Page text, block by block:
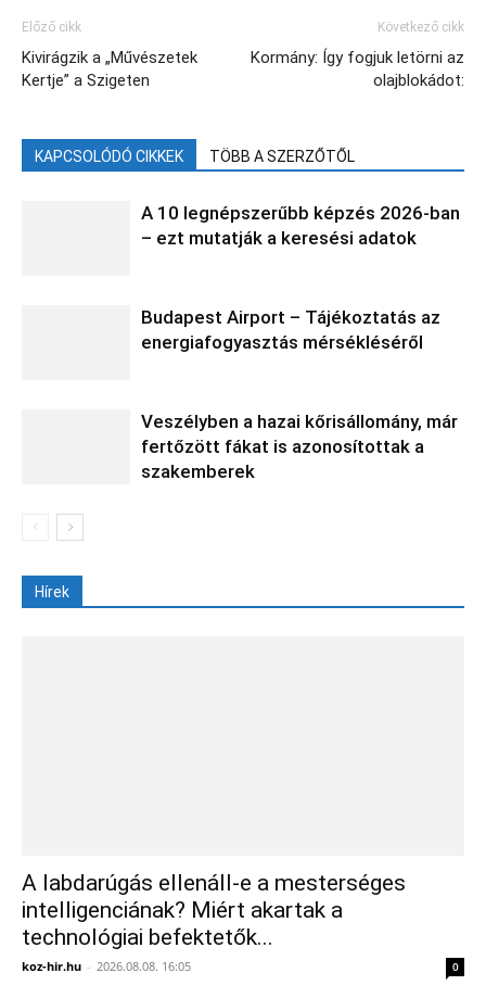
Előző cikk
Kivirágzik a „Művészetek
Kertje” a Szigeten
Következő cikk
Kormány: Így fogjuk letörni az
olajblokádot:
KAPCSOLÓDÓ CIKKEK TÖBB A SZERZŐTŐL
A 10 legnépszerűbb képzés 2026-ban
– ezt mutatják a keresési adatok
Budapest Airport – Tájékoztatás az
energiafogyasztás mérsékléséről
Veszélyben a hazai kőrisállomány, már
fertőzött fákat is azonosítottak a
szakemberek
Hírek
A labdarúgás ellenáll-e a mesterséges
intelligenciának? Miért akartak a
technológiai befektetők...
koz-hir.hu - 2026.08.08. 16:05 0